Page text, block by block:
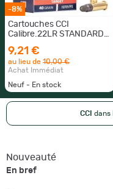
-8%
Cartouches CCI
Calibre.22LR STANDARD
boite ( 50 muniitons )
9,21 €
au lieu de 10,00 €
Achat Immédiat
Neuf - En stock
CCI dans
Nouveauté
En bref